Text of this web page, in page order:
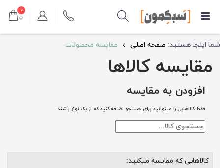
۰
شما اینجا هستید: صفحه اصلی مقایسه محصولات
مقایسه کالاها
افزودن به مقایسه
فقط کالاهایی را میتوانید برای جستجو اضافه کنید که از یک نوع باشند.
کالاهایی که مقایسه میکنید: